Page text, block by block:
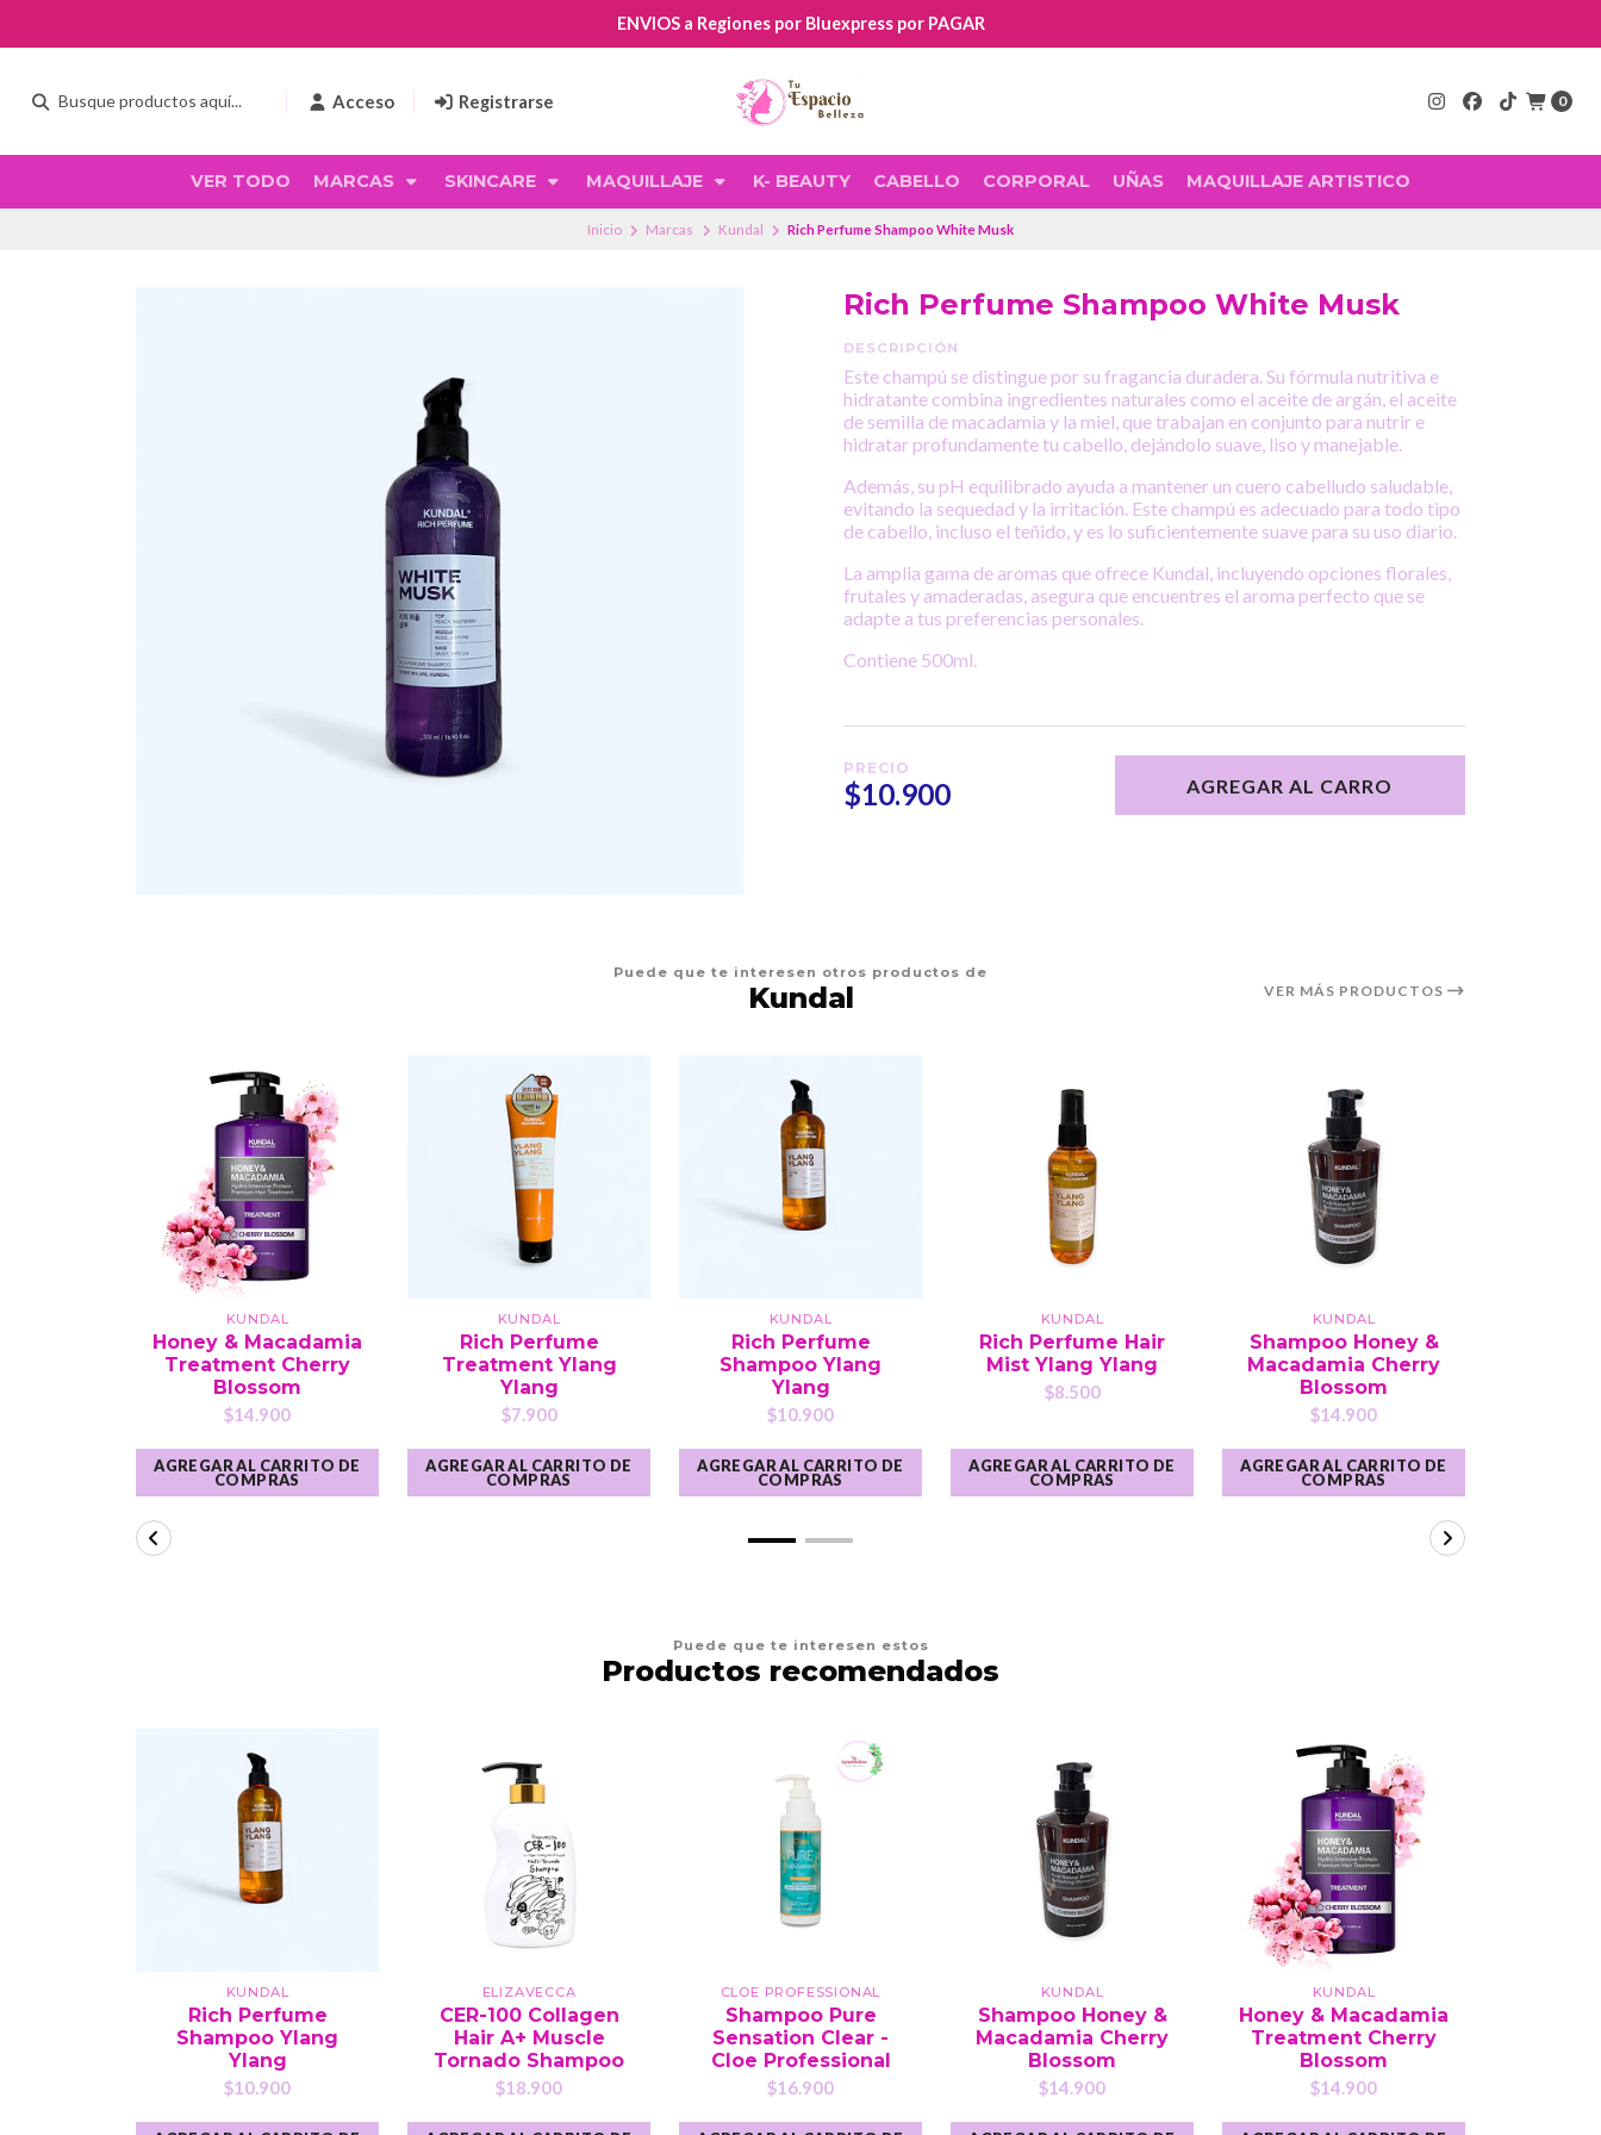
Acceso Registrarse 0
VER TODO MARCAS SKINCARE MAQUILLAJE K- BEAUTY CABELLO CORPORAL UÑAS MAQUILLAJE ARTISTICO
ENVIOS a Regiones por Bluexpress por PAGAR
Inicio Marcas Kundal Rich Perfume Shampoo White Musk
Rich Perfume Shampoo White Musk
DESCRIPCIÓN
Este champú se distingue por su fragancia duradera. Su fórmula nutritiva e
hidratante combina ingredientes naturales como el aceite de argán, el aceite
de semilla de macadamia y la miel, que trabajan en conjunto para nutrir e
hidratar profundamente tu cabello, dejándolo suave, liso y manejable.
Además, su pH equilibrado ayuda a mantener un cuero cabelludo saludable,
evitando la sequedad y la irritación. Este champú es adecuado para todo tipo
de cabello, incluso el teñido, y es lo suficientemente suave para su uso diario.
La amplia gama de aromas que ofrece Kundal, incluyendo opciones florales,
frutales y amaderadas, asegura que encuentres el aroma perfecto que se
adapte a tus preferencias personales.
Contiene 500ml.
PRECIO
$10.900 AGREGAR AL CARRO
Puede que te interesen otros productos de
Kundal VER MÁS PRODUCTOS
KUNDAL
Honey & Macadamia
Treatment Cherry
Blossom
$14.900
AGREGAR AL CARRITO DE
COMPRAS
KUNDAL
Rich Perfume
Treatment Ylang
Ylang
$7.900
AGREGAR AL CARRITO DE
COMPRAS
KUNDAL
Rich Perfume
Shampoo Ylang
Ylang
$10.900
AGREGAR AL CARRITO DE
COMPRAS
KUNDAL
Rich Perfume Hair
Mist Ylang Ylang
$8.500
AGREGAR AL CARRITO DE
COMPRAS
KUNDAL
Shampoo Honey &
Macadamia Cherry
Blossom
$14.900
AGREGAR AL CARRITO DE
COMPRAS
Puede que te interesen estos
Productos recomendados
KUNDAL
Rich Perfume
Shampoo Ylang
Ylang
$10.900
ELIZAVECCA
CER-100 Collagen
Hair A+ Muscle
Tornado Shampoo
$18.900
CLOE PROFESSIONAL
Shampoo Pure
Sensation Clear -
Cloe Professional
$16.900
KUNDAL
Shampoo Honey &
Macadamia Cherry
Blossom
$14.900
KUNDAL
Honey & Macadamia
Treatment Cherry
Blossom
$14.900